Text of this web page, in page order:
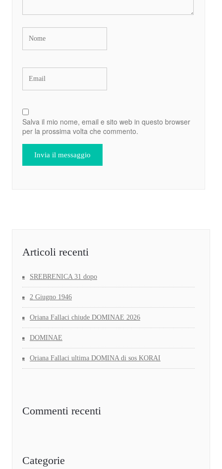
Salva il mio nome, email e sito web in questo browser
per la prossima volta che commento.
Articoli recenti
SREBRENICA 31 dopo
2 Giugno 1946
Oriana Fallaci chiude DOMINAE 2026
DOMINAE
Oriana Fallaci ultima DOMINA di sos KORAI
Commenti recenti
Categorie